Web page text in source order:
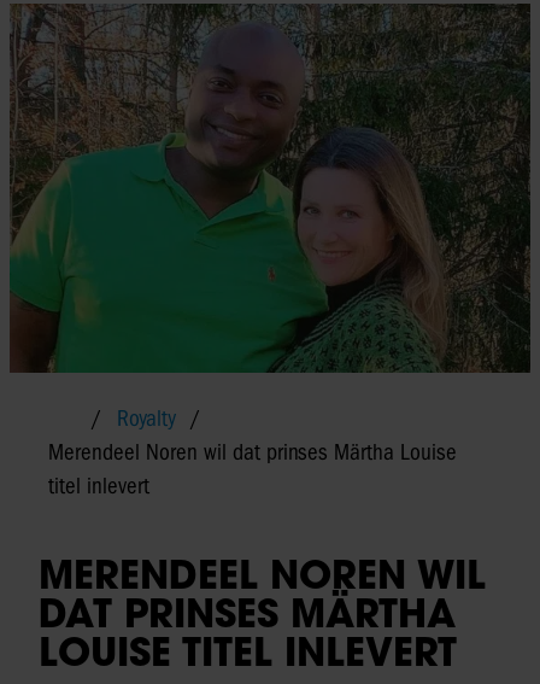
Royalty
Merendeel Noren wil dat prinses Märtha Louise
titel inlevert
MERENDEEL NOREN WIL
DAT PRINSES MÄRTHA
LOUISE TITEL INLEVERT